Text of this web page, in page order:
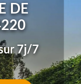
DE
7j/7